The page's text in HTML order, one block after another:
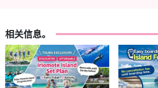
无疑令人印象深刻！无人居住的
去 "巴拉斯岛"，地图上根本没有这
它还被称为 "奇迹岛"，因为它的形状会随着潮
相关信息。